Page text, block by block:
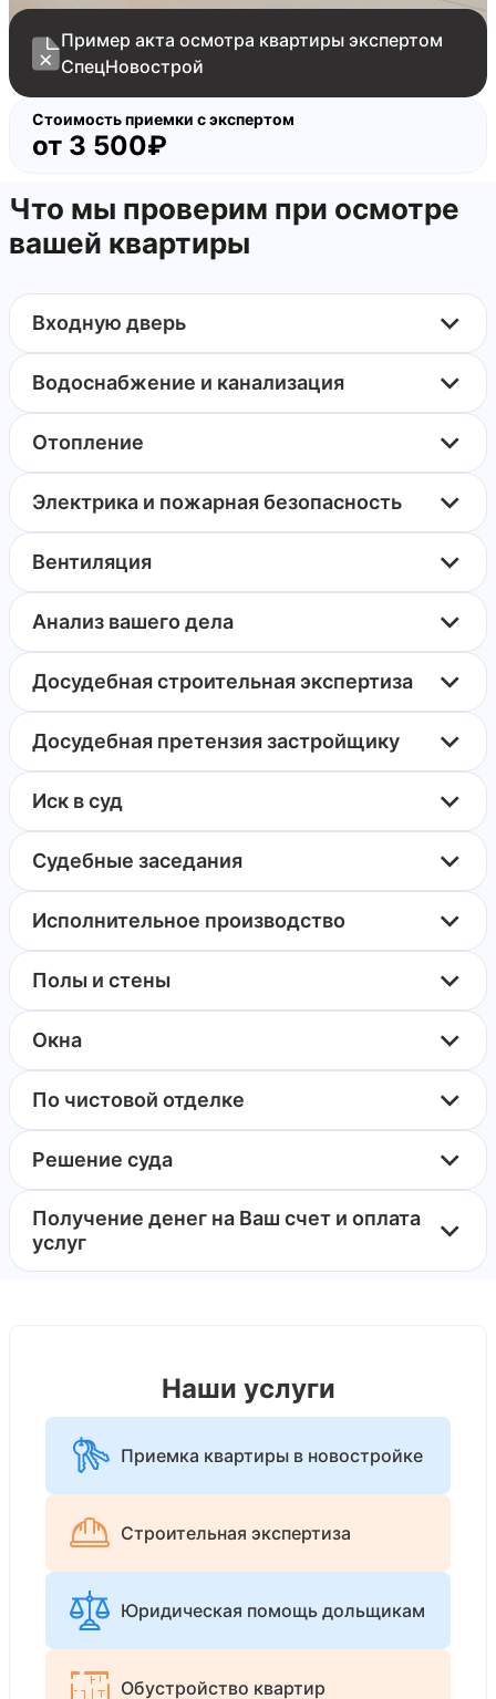
Пример акта осмотра квартиры экспертом
СпецНовострой
Стоимость приемки с экспертом
от 3 500₽
Что мы проверим при осмотре
вашей квартиры
Входную дверь
Водоснабжение и канализация
Отопление
Электрика и пожарная безопасность
Вентиляция
Анализ вашего дела
Досудебная строительная экспертиза
Досудебная претензия застройщику
Иск в суд
Судебные заседания
Исполнительное производство
Полы и стены
Окна
По чистовой отделке
Решение суда
Получение денег на Ваш счет и оплата
услуг
Наши услуги
Приемка квартиры в новостройке
Строительная экспертиза
Юридическая помощь дольщикам
Обустройство квартир